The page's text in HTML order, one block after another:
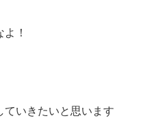
！
ていきたいと思います